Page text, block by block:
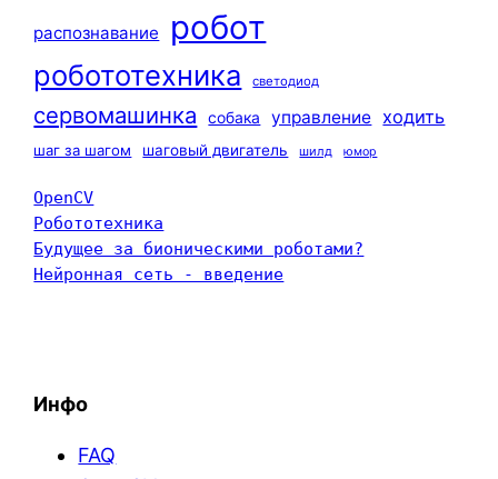
распознавание робот
робототехника светодиод
сервомашинка собака управление ходить
шаг за шагом шаговый двигатель шилд юмор
OpenCV
Робототехника
Будущее за бионическими роботами?
Нейронная сеть - введение
Инфо
FAQ